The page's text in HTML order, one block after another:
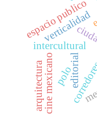
verticalidad
editorial
espacio publico
intercultural
polo
cine mexicano
arquitectura